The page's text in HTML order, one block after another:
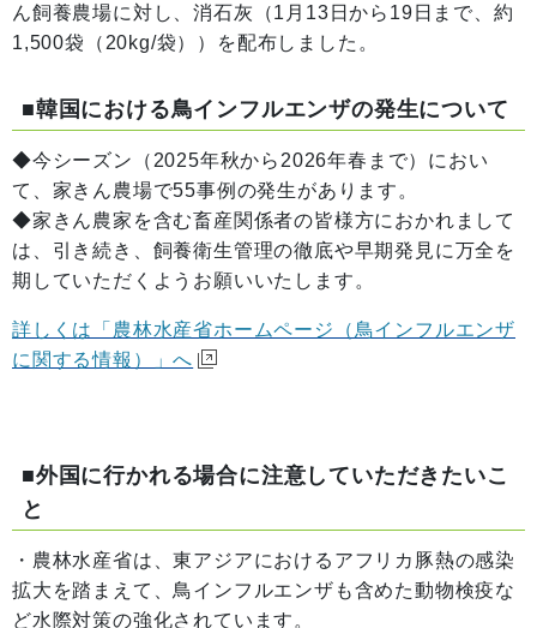
ん飼養農場に対し、消石灰（1月13日から19日まで、約
1,500袋（20kg/袋））を配布しました。
■韓国における鳥インフルエンザの発生について
◆今シーズン（2025年秋から2026年春まで）におい
て、家きん農場で55事例の発生があります。
◆家きん農家を含む畜産関係者の皆様方におかれまして
は、引き続き、飼養衛生管理の徹底や早期発見に万全を
期していただくようお願いいたします。
詳しくは「農林水産省ホームページ（鳥インフルエンザ
に関する情報）」へ
■外国に行かれる場合に注意していただきたいこ
と
・農林水産省は、東アジアにおけるアフリカ豚熱の感染
拡大を踏まえて、鳥インフルエンザも含めた動物検疫な
ど水際対策の強化されています。